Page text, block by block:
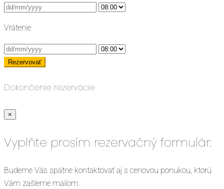
Vrátenie
Dokončenie rezervácie
×
Vyplňte prosím rezervačný formulár:
Budeme Vás spätne kontaktovať aj s cenovou ponukou, ktorú
Vám zašleme mailom.